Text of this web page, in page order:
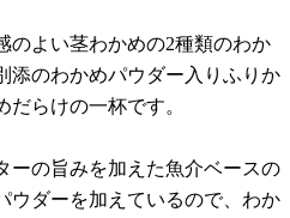
のよい茎わかめの2種類のわか
添のわかめパウダー入りふりか
らけの一杯です。
ーの旨みを加えた魚介ベースの
ウダーを加えているので、わか